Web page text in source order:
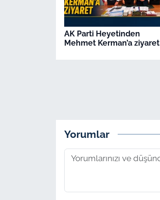
AK Parti Heyetinden
Mehmet Kerman’a ziyaret
Yorumlar